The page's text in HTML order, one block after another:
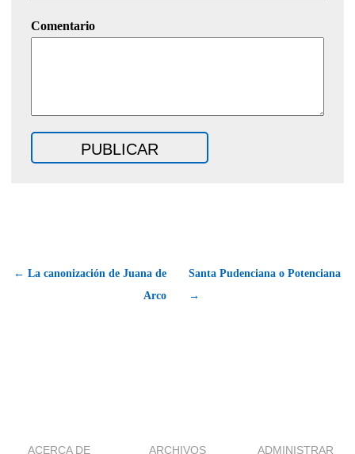
Comentario
← La canonización de Juana de
Arco
Santa Pudenciana o Potenciana
→
ACERCA DE ARCHIVOS ADMINISTRAR